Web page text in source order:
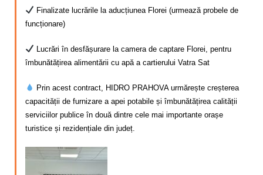
Finalizate lucrările la aducțiunea Florei (urmează probele de
funcționare)
Lucrări în desfășurare la camera de captare Florei, pentru
îmbunătățirea alimentării cu apă a cartierului Vatra Sat
Prin acest contract, HIDRO PRAHOVA urmărește creșterea
capacității de furnizare a apei potabile și îmbunătățirea calității
serviciilor publice în două dintre cele mai importante orașe
turistice și rezidențiale din județ.